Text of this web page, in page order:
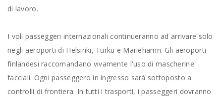
di lavoro.
I voli passeggeri internazionali continueranno ad arrivare solo
negli aeroporti di Helsinki, Turku e Mariehamn. Gli aeroporti
finlandesi raccomandano vivamente l'uso di mascherine
facciali. Ogni passeggero in ingresso sarà sottoposto a
controlli di frontiera. In tutti i trasporti, i passeggeri dovranno